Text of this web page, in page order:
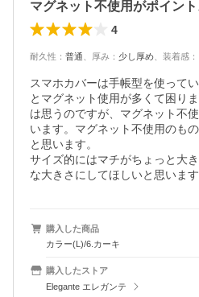
マグネット不使用がポイント
4
耐久性 ： 普通 厚み ： 少し厚め 装着感 ：
スマホカバーは手帳型を使って
とマグネット使用が多くて困り
は思うのですが、マグネット不
います。マグネット不使用のも
と思います。
サイズ的にはマチがちょっと大
な大きさにしてほしいと思います
購入した商品
カラー(L)/6.カーキ
購入したストア
Elegante エレガンテ